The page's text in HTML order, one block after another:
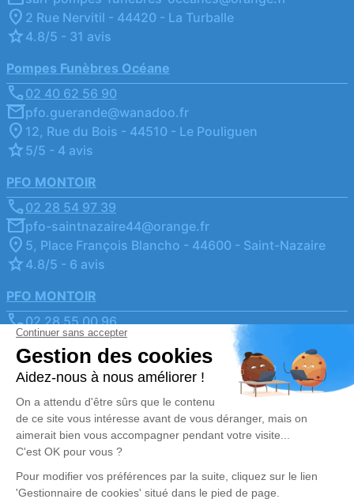
2 Rue Nervitil - 44420 - La Turballe
4.8/5 - 31 avis
Pompes Funèbres Océane
02 40 62 56 90
pfo.guerande@wanadoo.fr
12, Rue du Bois - 44510 - Le Pouliguen
5/5 - 4 avis
PFO MONTOIR
02 28 54 97 39
pfo-saintnazaire44@orange.fr
5, Place François Blancho - 44600 - Saint-Nazaire
4.8/5 - 6 avis
PFO MONTOIR
02 28 55 00 96
pfo-montoir@orange.fr
9 Rue Jules Verne - 44550 - Montoir-de-Bretagne
4.8/5 - 72 avis
Nos Services
Organiser des obsèques2
Monuments funéraires
Liens utiles
Avis de décès
Demande de rendez-vous
Nos réseaux sociaux